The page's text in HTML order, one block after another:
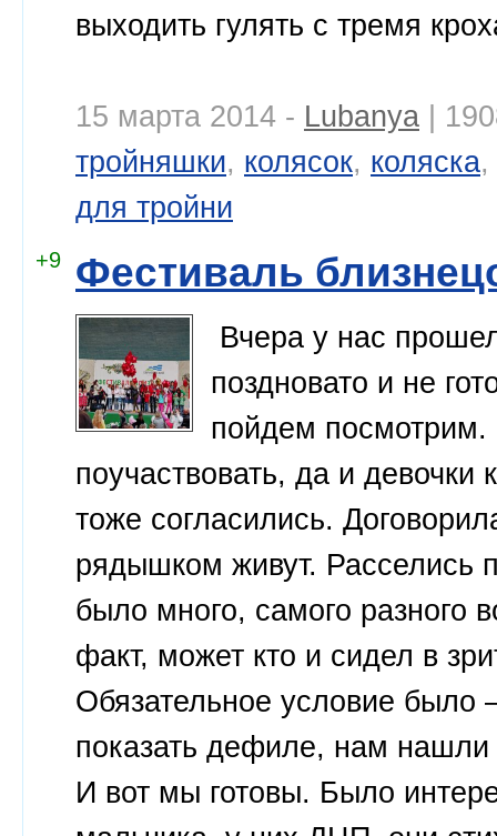
выходить гулять с тремя
15 марта 2014 - Lubanya |
тройняшки, колясок, коляска,
для тройни
+9 Фестиваль
Вчера у нас
поздновато и не
пойдем посмотрим.
поучаствовать, да и девочки
тоже согласились.
рядышком живут.
было много, самого разного
факт, может кто и сидел в
Обязательное условие
показать дефиле, нам нашли
И вот мы готовы. Было